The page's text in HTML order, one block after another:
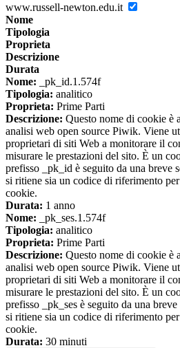
www.russell-newton.edu.it
Nome
Tipologia
Proprieta
Descrizione
Durata
Nome: _pk_id.1.574f
Tipologia: analitico
Proprieta: Prime Parti
Descrizione: Questo nome di cookie è
analisi web open source Piwik. Viene
proprietari di siti Web a monitorare il
misurare le prestazioni del sito. È un
prefisso _pk_id è seguito da una breve
si ritiene sia un codice di riferimento
cookie.
Durata: 1 anno
Nome: _pk_ses.1.574f
Tipologia: analitico
Proprieta: Prime Parti
Descrizione: Questo nome di cookie è
analisi web open source Piwik. Viene
proprietari di siti Web a monitorare il
misurare le prestazioni del sito. È un
prefisso _pk_ses è seguito da una
si ritiene sia un codice di riferimento
cookie.
Durata: 30 minuti